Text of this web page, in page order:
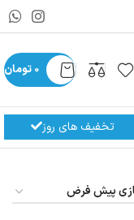
0 تومان
تخفیف های روز